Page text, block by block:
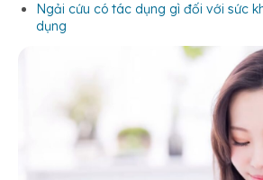
Ngải cứu có tác dụng gì đối với sức
dụng